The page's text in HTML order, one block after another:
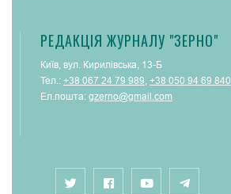
РЕДАКЦІЯ ЖУРНАЛУ "ЗЕРНО"
Київ, вул. Кирилівська, 13-Б
Тел.: +38 067 24 79 989 +38 050 94 69 840
Ел.пошта: gzerno@gmail.com